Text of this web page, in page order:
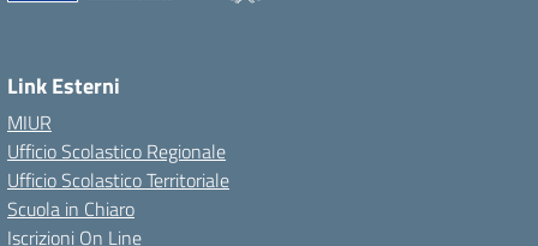
Link Esterni
MIUR
Ufficio Scolastico Regionale
Ufficio Scolastico Territoriale
Scuola in Chiaro
Iscrizioni On Line